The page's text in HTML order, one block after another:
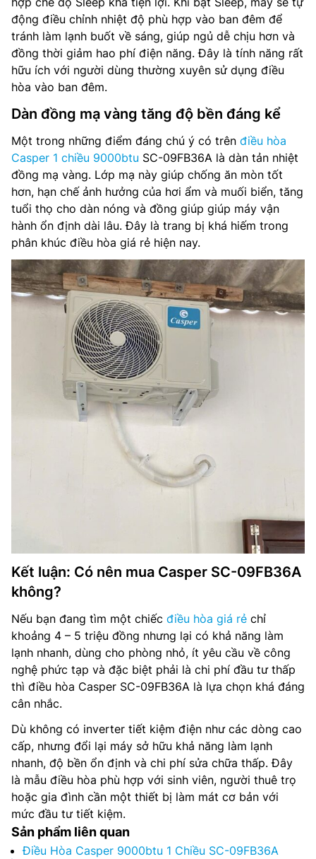
động điều chỉnh nhiệt độ phù hợp vào ban đêm để
tránh làm lạnh buốt về sáng, giúp ngủ dễ chịu hơn và
đồng thời giảm hao phí điện năng. Đây là tính năng rất
hữu ích với người dùng thường xuyên sử dụng điều
hòa vào ban đêm.
Dàn đồng mạ vàng tăng độ bền đáng kể
Một trong những điểm đáng chú ý có trên điều hòa
Casper 1 chiều 9000btu SC-09FB36A là dàn tản nhiệt
đồng mạ vàng. Lớp mạ này giúp chống ăn mòn tốt
hơn, hạn chế ảnh hưởng của hơi ẩm và muối biển, tăng
tuổi thọ cho dàn nóng và đồng giúp giúp máy vận
hành ổn định dài lâu. Đây là trang bị khá hiếm trong
phân khúc điều hòa giá rẻ hiện nay.
Kết luận: Có nên mua Casper SC-09FB36A
không?
Nếu bạn đang tìm một chiếc điều hòa giá rẻ chỉ
khoảng 4 – 5 triệu đồng nhưng lại có khả năng làm
lạnh nhanh, dùng cho phòng nhỏ, ít yêu cầu về công
nghệ phức tạp và đặc biệt phải là chi phí đầu tư thấp
thì điều hòa Casper SC-09FB36A là lựa chọn khá đáng
cân nhắc.
Dù không có inverter tiết kiệm điện như các dòng cao
cấp, nhưng đổi lại máy sở hữu khả năng làm lạnh
nhanh, độ bền ổn định và chi phí sửa chữa thấp. Đây
là mẫu điều hòa phù hợp với sinh viên, người thuê trọ
hoặc gia đình cần một thiết bị làm mát cơ bản với
mức đầu tư tiết kiệm.
Sản phẩm liên quan
Điều Hòa Casper 9000btu 1 Chiều SC-09FB36A